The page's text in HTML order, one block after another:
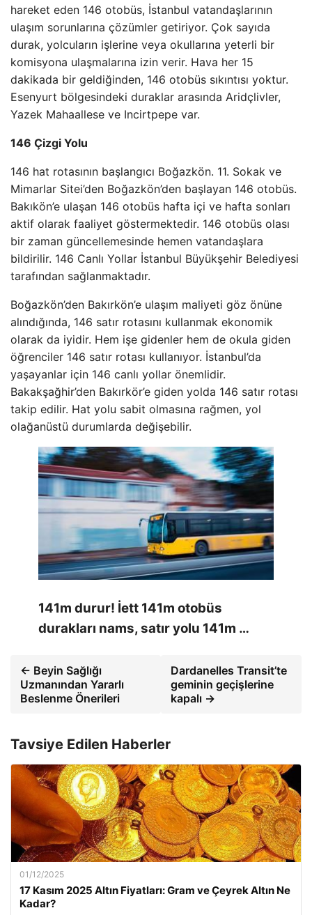
hareket eden 146 otobüs, İstanbul vatandaşlarının
ulaşım sorunlarına çözümler getiriyor. Çok sayıda
durak, yolcuların işlerine veya okullarına yeterli bir
komisyona ulaşmalarına izin verir. Hava her 15
dakikada bir geldiğinden, 146 otobüs sıkıntısı yoktur.
Esenyurt bölgesindeki duraklar arasında Aridçlivler,
Yazek Mahaallese ve Incirtpepe var.
146 Çizgi Yolu
146 hat rotasının başlangıcı Boğazkön. 11. Sokak ve
Mimarlar Sitei’den Boğazkön’den başlayan 146 otobüs.
Bakıkön’e ulaşan 146 otobüs hafta içi ve hafta sonları
aktif olarak faaliyet göstermektedir. 146 otobüs olası
bir zaman güncellemesinde hemen vatandaşlara
bildirilir. 146 Canlı Yollar İstanbul Büyükşehir Belediyesi
tarafından sağlanmaktadır.
Boğazkön’den Bakırkön’e ulaşım maliyeti göz önüne
alındığında, 146 satır rotasını kullanmak ekonomik
olarak da iyidir. Hem işe gidenler hem de okula giden
öğrenciler 146 satır rotası kullanıyor. İstanbul’da
yaşayanlar için 146 canlı yollar önemlidir.
Bakakşağhir’den Bakırkör’e giden yolda 146 satır rotası
takip edilir. Hat yolu sabit olmasına rağmen, yol
olağanüstü durumlarda değişebilir.
141m durur! İett 141m otobüs
durakları nams, satır yolu 141m …
← Beyin Sağlığı
Uzmanından Yararlı
Beslenme Önerileri
Dardanelles Transit’te
geminin geçişlerine
kapalı →
Tavsiye Edilen Haberler
01/12/2025
17 Kasım 2025 Altın Fiyatları: Gram ve Çeyrek Altın Ne
Kadar?